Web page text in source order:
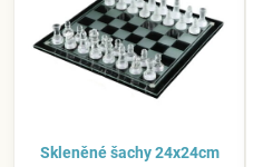
Skleněné šachy 24x24cm